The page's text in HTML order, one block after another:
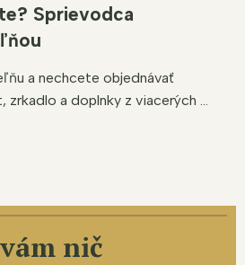
Sprievodca
a nechcete objednávať
a doplnky z viacerých ...
nič